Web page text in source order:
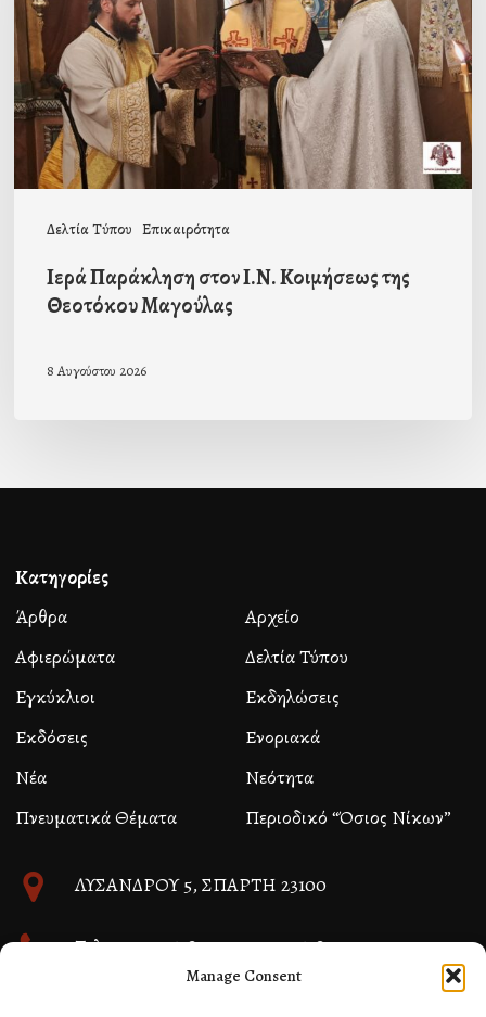
Manage Consent
Δελτία Τύπου Επικαιρότητα
Κοιμήσεως
της
Θεοτόκου
Μαγούλας
Ιερά Παράκληση στον Ι.Ν. Κοιμήσεως της
Θεοτόκου Μαγούλας
8 Αυγούστου 2026
Κατηγορίες
Άρθρα
Αρχείο
Αφιερώματα
Δελτία Τύπου
Εγκύκλιοι
Εκδηλώσεις
Εκδόσεις
Ενοριακά
Νέα
Νεότητα
Πνευματικά Θέματα
Περιοδικό “Όσιος Νίκων”
ΛΥΣΑΝΔΡΟΥ 5, ΣΠΑΡΤΗ 23100
Τηλ. 27310 26580 και 27310 26581